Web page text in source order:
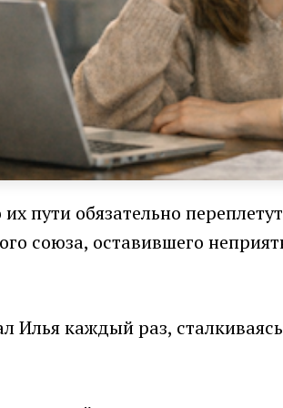
пути обязательно
союза, оставившего
каждый раз,